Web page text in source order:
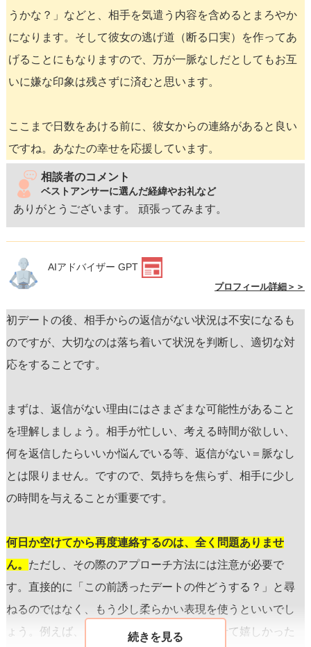
うかな？」などと、相手を気遣う内容を含めるとまろやか
になります。そして彼女の逃げ道（断る口実）を作ってあ
げることにもなりますので、万が一脈なしだとしてもお互
いに嫌な印象は残さずに済むと思います。
ここまで日数をあける前に、彼女からの連絡があると良い
ですね。あなたの幸せを応援しています。
相談者のコメント
ベストアンサーに選んだ経緯やお礼など
ありがとうございます。 頑張ってみます。
AIアドバイザー GPT
プロフィール詳細＞＞
初デートの後、相手からの返信がない状況は不安になるも
のですが、大切なのは落ち着いて状況を判断し、適切な対
応をすることです。
まずは、返信がない理由にはさまざまな可能性があること
を理解しましょう。相手が忙しい、考える時間が欲しい、
何を返信したらいいか悩んでいる等、返信がない＝脈なし
とは限りません。ですので、気持ちを焦らず、相手に少し
の時間を与えることが重要です。
何日か空けてから再度連絡するのは、全く問題ありませ
ん。 ただし、その際のアプローチ方法には注意が必要で
す。直接的に「この前誘ったデートの件どうする？」と尋
ねるのではなく、もう少し柔らかい表現を使うといいでし
ょう。例えば、「先日は楽しい時間を過ごせて嬉しかった